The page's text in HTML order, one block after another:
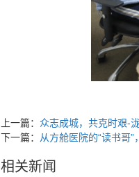
上一篇： 众志成城，共克时艰-
下一篇：
从方舱医院的“读书哥”
相关新闻